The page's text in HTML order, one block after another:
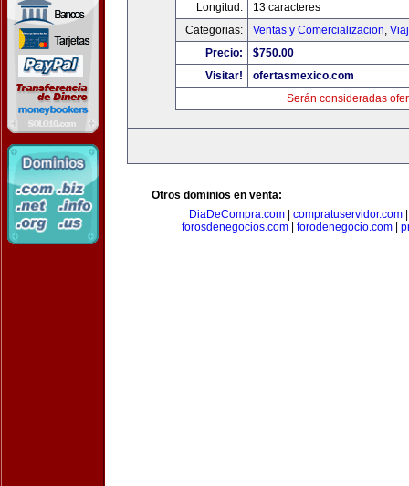
Longitud:
13 caracteres
Categorias:
Ventas y Comercializacion,
Precio:
$750.00
Visitar!
ofertasmexico.com
Serán consideradas
Otros dominios en venta:
DiaDeCompra.com
compratuservidor.com
forosdenegocios.com
forodenegocio.com